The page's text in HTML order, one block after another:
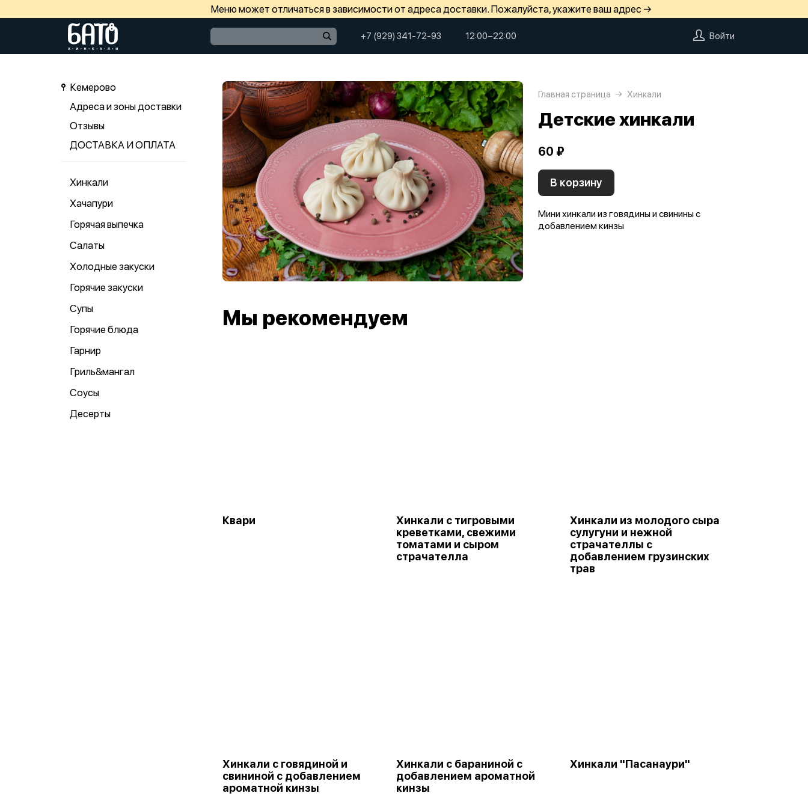
Меню может отличаться в зависимости от адреса доставки. Пожалуйста, укажите ваш адрес →
+7 (929) 341-72-93 12:00−22:00 Войти
Кемерово
Адреса и зоны доставки
Отзывы
ДОСТАВКА И ОПЛАТА
Хинкали
Хачапури
Горячая выпечка
Салаты
Холодные закуски
Горячие закуски
Супы
Горячие блюда
Гарнир
Гриль&мангал
Соусы
Десерты
Главная страница Хинкали
Детские хинкали
60 ₽
В корзину
Мини хинкали из говядины и свинины с
добавлением кинзы
Мы рекомендуем
Квари
Хинкали с тигровыми
креветками, свежими
томатами и сыром
страчателла
Хинкали из молодого сыра
сулугуни и нежной
страчателлы с
добавлением грузинских
трав
Хинкали с говядиной и
свининой с добавлением
ароматной кинзы
Хинкали с бараниной с
добавлением ароматной
кинзы
Хинкали "Пасанаури"